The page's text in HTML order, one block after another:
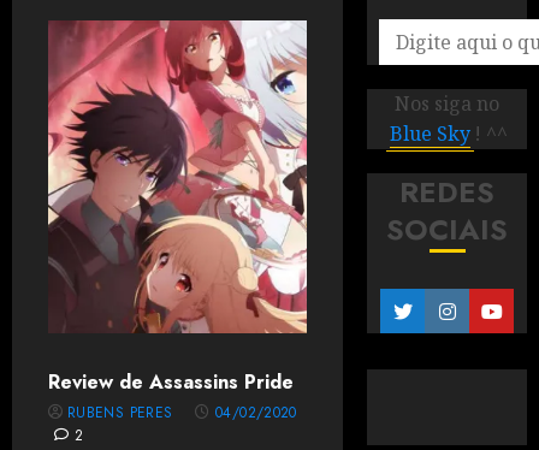
Review de Assassins Pride
RUBENS PERES
04/02/2020
2
Nos siga no
Blue Sky ! ^^
REDES
SOCIAIS